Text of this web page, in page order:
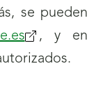
se pueden
, y en